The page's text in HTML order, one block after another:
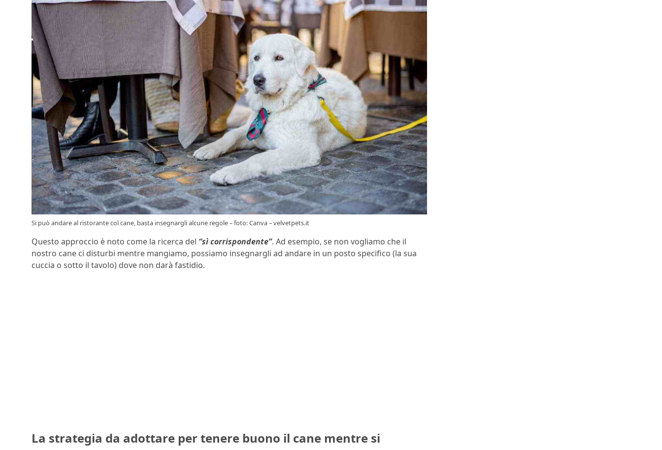
Si può andare al ristorante col cane, basta insegnargli alcune regole – foto: Canva – velvetpets.it
Questo approccio è noto come la ricerca del “sì corrispondente”. Ad esempio, se non vogliamo che il
nostro cane ci disturbi mentre mangiamo, possiamo insegnargli ad andare in un posto specifico (la sua
cuccia o sotto il tavolo) dove non darà fastidio.
La strategia da adottare per tenere buono il cane mentre si